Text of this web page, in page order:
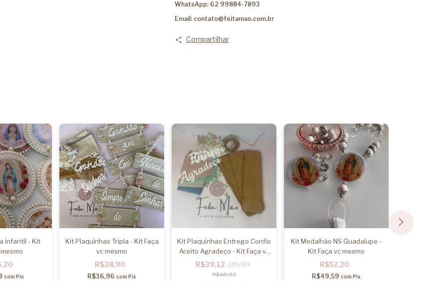
WhatsApp: 62 99884-7893
Email: contato@feitamao.com.br
Compartilhar
infantil - Kit
com Pix
Kit Plaquinhas Tripla - Kit Faça
vc mesmo
R$38,90
R$36,96 com Pix
Kit Plaquinhas Entrego Confio
Aceito Agradeço - Kit Faça vc
mesmo
R$39,12 -20% OFF
R$48,90
Kit Medalhão NS Guadalupe -
Kit Faça vc mesmo
R$52,20
R$49,59 com Pix